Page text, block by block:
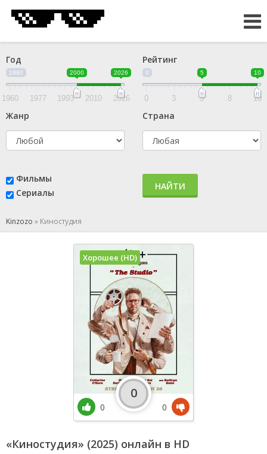
Год
1960 2000 2026
1960 1977 1993 2010 2026
Рейтинг
0 5 10
0 3 5 8 10
Жанр Страна
Фильмы
Сериалы
НАЙТИ
Kinzozo » Киностудия
«Киностудия» (2025) онлайн в HD
Хорошее (HD)
0
0
0